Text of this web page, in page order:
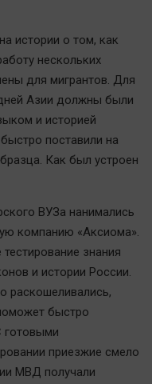
истории о том, как
нескольких
для мигрантов. Для
Азии должны были
и историей
поставили на
Как был устроен
ВУЗа нанимались
компанию «Аксиома».
знания
и истории России.
раскошеливались,
быстро
готовыми
приезжие смело
МВД получали